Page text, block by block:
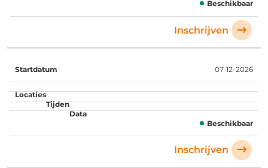
Beschikbaar
Inschrijven
07-12-2026
Beschikbaar
Inschrijven